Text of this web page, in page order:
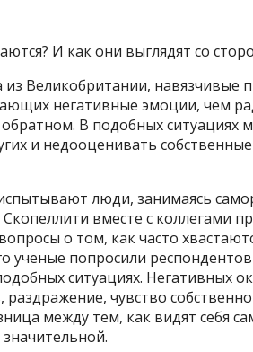
И как они выглядят со
Великобритании, навязчивые
негативные эмоции, чем
В подобных ситуациях
и недооценивать
люди, занимаясь
вместе с коллегами
о том, как часто
ученые попросили
ситуациях. Негативных
чувство
между тем, как видят себя